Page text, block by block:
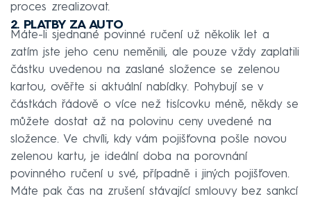
proces zrealizovat.
2. PLATBY ZA AUTO
Máte-li sjednané povinné ručení už několik let a
zatím jste jeho cenu neměnili, ale pouze vždy zaplatili
částku uvedenou na zaslané složence se zelenou
kartou, ověřte si aktuální nabídky. Pohybují se v
částkách řádově o více než tisícovku méně, někdy se
můžete dostat až na polovinu ceny uvedené na
složence. Ve chvíli, kdy vám pojišťovna pošle novou
zelenou kartu, je ideální doba na porovnání
povinného ručení u své, případně i jiných pojišťoven.
Máte pak čas na zrušení stávající smlouvy bez sankcí